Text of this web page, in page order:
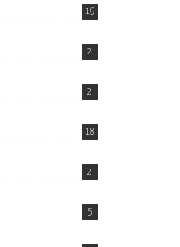
19
2
2
18
2
5